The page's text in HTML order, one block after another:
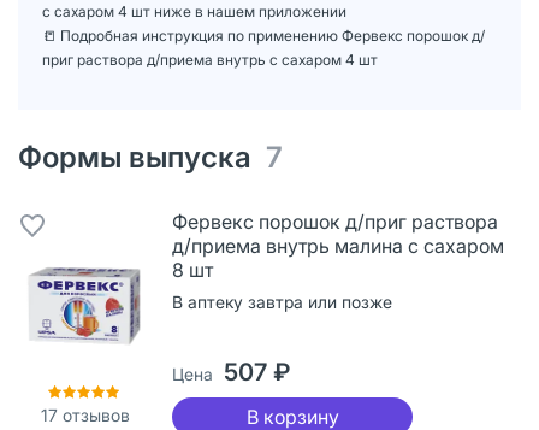
с сахаром 4 шт ниже в нашем приложении
📒 Подробная инструкция по применению Фервекс порошок д/
приг раствора д/приема внутрь с сахаром 4 шт
Формы выпуска 7
17 отзывов
Фервекс порошок д/приг раствора
д/приема внутрь малина с сахаром
8 шт
В аптеку завтра или позже
Цена 507 ₽
В корзину